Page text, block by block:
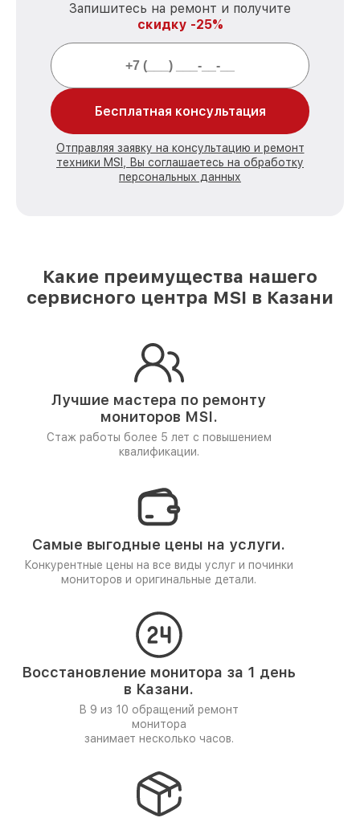
Запишитесь на ремонт и получите
скидку -25%
Бесплатная консультация
Отправляя заявку на консультацию и ремонт
техники MSI, Вы соглашаетесь на обработку
персональных данных
Какие преимущества нашего
сервисного центра MSI в Казани
Лучшие мастера по ремонту
мониторов MSI.
Стаж работы более 5 лет с повышением
квалификации.
Самые выгодные цены на услуги.
Конкурентные цены на все виды услуг и починки
мониторов и оригинальные детали.
Восстановление монитора за 1 день
в Казани.
В 9 из 10 обращений ремонт
монитора
занимает несколько часов.